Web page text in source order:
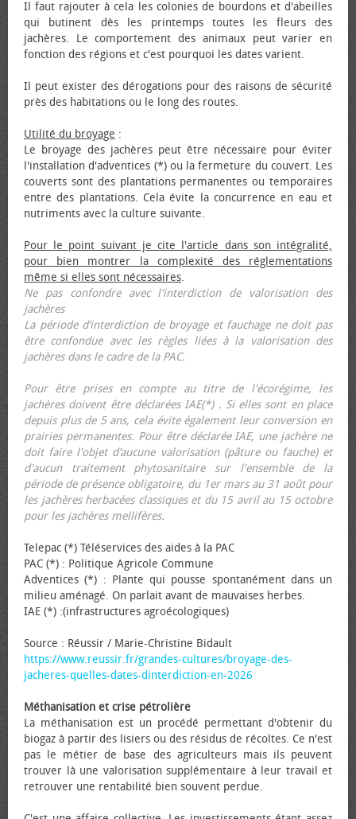
Il faut rajouter à cela les colonies de bourdons et d'abeilles
qui butinent dès les printemps toutes les fleurs des
jachères. Le comportement des animaux peut varier en
fonction des régions et c'est pourquoi les dates varient.
Il peut exister des dérogations pour des raisons de sécurité
près des habitations ou le long des routes.
Utilité du broyage :
Le broyage des jachères peut être nécessaire pour éviter
l'installation d'adventices (*) ou la fermeture du couvert. Les
couverts sont des plantations permanentes ou temporaires
entre des plantations. Cela évite la concurrence en eau et
nutriments avec la culture suivante.
Pour le point suivant je cite l'article dans son intégralité,
pour bien montrer la complexité des réglementations
même si elles sont nécessaires.
Ne pas confondre avec l'interdiction de valorisation des
jachères
La période d’interdiction de broyage et fauchage ne doit pas
être confondue avec les règles liées à la valorisation des
jachères dans le cadre de la PAC.
Pour être prises en compte au titre de l'écorégime, les
jachères doivent être déclarées IAE(*) . Si elles sont en place
depuis plus de 5 ans, cela évite également leur conversion en
prairies permanentes. Pour être déclarée IAE, une jachère ne
doit faire l'objet d’aucune valorisation (pâture ou fauche) et
d'aucun traitement phytosanitaire sur l'ensemble de la
période de présence obligatoire, du 1er mars au 31 août pour
les jachères herbacées classiques et du 15 avril au 15 octobre
pour les jachères mellifères.
Telepac (*) Téléservices des aides à la PAC
PAC (*) : Politique Agricole Commune
Adventices (*) : Plante qui pousse spontanément dans un
milieu aménagé. On parlait avant de mauvaises herbes.
IAE (*) :(infrastructures agroécologiques)
Source : Réussir / Marie-Christine Bidault
https://www.reussir.fr/grandes-cultures/broyage-des-
jacheres-quelles-dates-dinterdiction-en-2026
Méthanisation et crise pétrolière
La méthanisation est un procédé permettant d'obtenir du
biogaz à partir des lisiers ou des résidus de récoltes. Ce n'est
pas le métier de base des agriculteurs mais ils peuvent
trouver là une valorisation supplémentaire à leur travail et
retrouver une rentabilité bien souvent perdue.